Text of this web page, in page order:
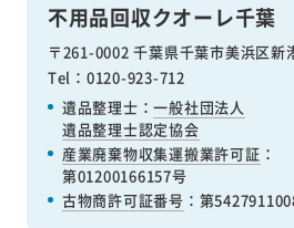
不用品回収クオーレ千葉
〒261-0002 千葉県千葉市美浜区新
Tel：0120-923-712
遺品整理士：一般社団法人
遺品整理士認定協会
産業廃棄物収集運搬業許可証 ：
第01200166157号
古物商許可証番号 ：第